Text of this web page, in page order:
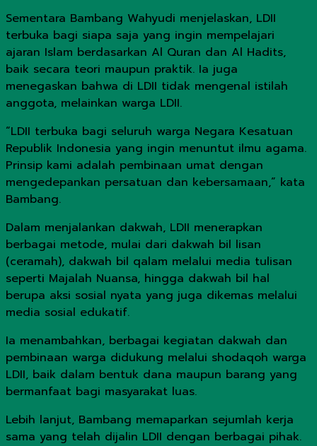
Sementara Bambang Wahyudi menjelaskan, LDII
terbuka bagi siapa saja yang ingin mempelajari
ajaran Islam berdasarkan Al Quran dan Al Hadits,
baik secara teori maupun praktik. Ia juga
menegaskan bahwa di LDII tidak mengenal istilah
anggota, melainkan warga LDII.
“LDII terbuka bagi seluruh warga Negara Kesatuan
Republik Indonesia yang ingin menuntut ilmu agama.
Prinsip kami adalah pembinaan umat dengan
mengedepankan persatuan dan kebersamaan,” kata
Bambang.
Dalam menjalankan dakwah, LDII menerapkan
berbagai metode, mulai dari dakwah bil lisan
(ceramah), dakwah bil qalam melalui media tulisan
seperti Majalah Nuansa, hingga dakwah bil hal
berupa aksi sosial nyata yang juga dikemas melalui
media sosial edukatif.
Ia menambahkan, berbagai kegiatan dakwah dan
pembinaan warga didukung melalui shodaqoh warga
LDII, baik dalam bentuk dana maupun barang yang
bermanfaat bagi masyarakat luas.
Lebih lanjut, Bambang memaparkan sejumlah kerja
sama yang telah dijalin LDII dengan berbagai pihak.